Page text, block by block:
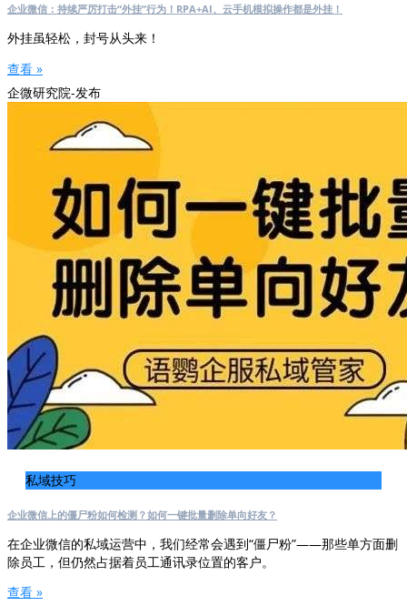
企业微信：持续严厉打击“外挂”行为！RPA+AI、云手机模拟操作都是外挂！
外挂虽轻松，封号从头来！
查看 »
企微研究院-发布
私域技巧
企业微信上的僵尸粉如何检测？如何一键批量删除单向好友？
在企业微信的私域运营中，我们经常会遇到“僵尸粉”——那些单方面删
除员工，但仍然占据着员工通讯录位置的客户。
查看 »